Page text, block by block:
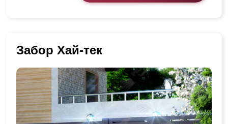
Забор Хай-тек